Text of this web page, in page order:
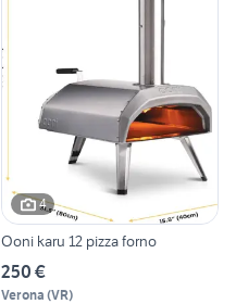
4
Ooni karu 12 pizza forno
250 €
Verona (VR)